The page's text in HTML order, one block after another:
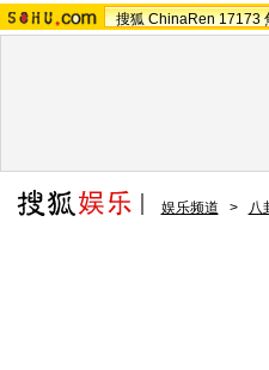
搜狐 ChinaRen 17173
娱乐频道 > 八